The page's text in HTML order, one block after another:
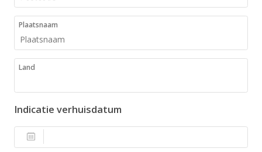
Plaatsnaam
Land
Indicatie verhuisdatum